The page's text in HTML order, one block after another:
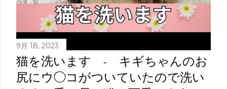
9月 18, 2023
猫を洗います - キギちゃんのお
尻にウ◯コがついていたので洗い